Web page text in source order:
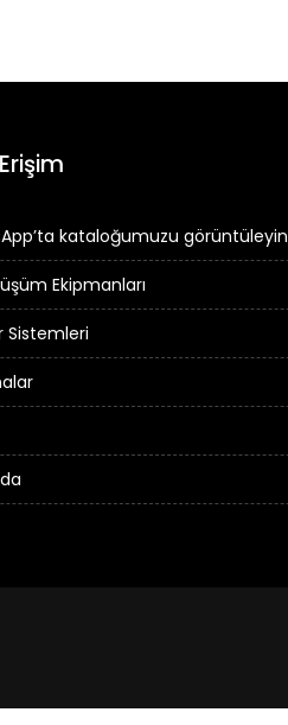
kataloğumuzu görüntüleyin
Ekipmanları
Sistemleri